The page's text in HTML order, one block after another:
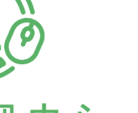
明，只知道患者全身的
至會骨折。經多年研究
生省（類似台灣衛福
確認「痛痛病」肇因於
染，水中重金屬鎘污染